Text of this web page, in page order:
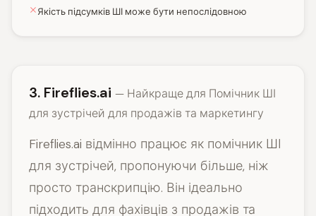
Якість підсумків ШІ може бути непослідовною
3. Fireflies.ai — Найкраще для Помічник ШІ
для зустрічей для продажів та маркетингу
Fireflies.ai відмінно працює як помічник ШІ
для зустрічей, пропонуючи більше, ніж
просто транскрипцію. Він ідеально
підходить для фахівців з продажів та